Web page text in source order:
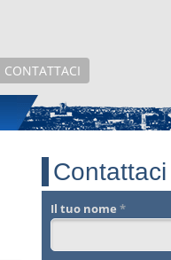
CONTATTACI
Contattaci
Il tuo nome *